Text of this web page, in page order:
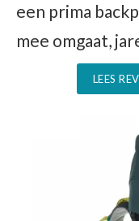
een prima
mee omgaat,
LEES